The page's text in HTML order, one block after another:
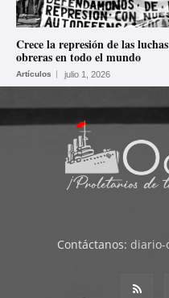
Crece la represión de las luchas
obreras en todo el mundo
Artículos julio 1, 2026
Contáctanos: diario-